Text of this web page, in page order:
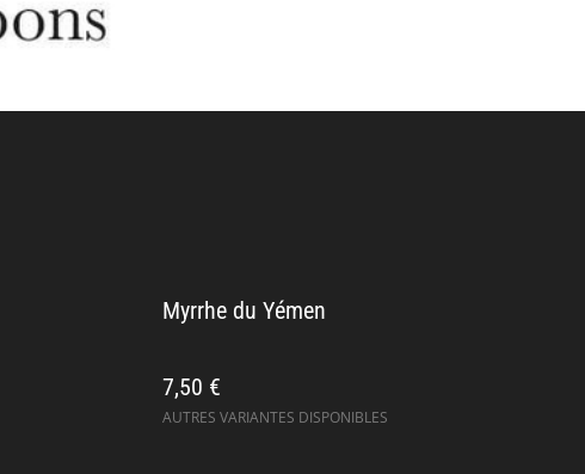
Myrrhe du Yémen
7,50 €
AUTRES VARIANTES DISPONIBLES